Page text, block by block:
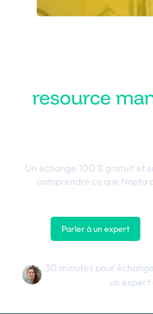
resource
Un échange 100 % gratuit et
comprendre ce que Napta
Parler à un expert
30 minutes pour
un expert